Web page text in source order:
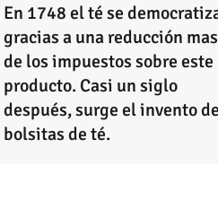
En 1748 el té se
gracias a una reducción
de los impuestos sobre este
producto. Casi un siglo
después, surge el invento
bolsitas de té.